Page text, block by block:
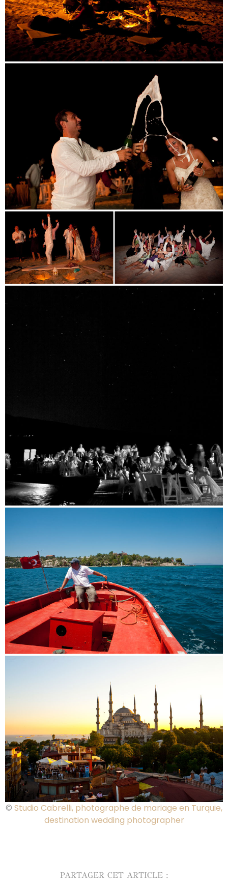
© Studio Cabrelli, photographe de mariage en Turquie,
destination wedding photographer
PARTAGER CET ARTICLE :